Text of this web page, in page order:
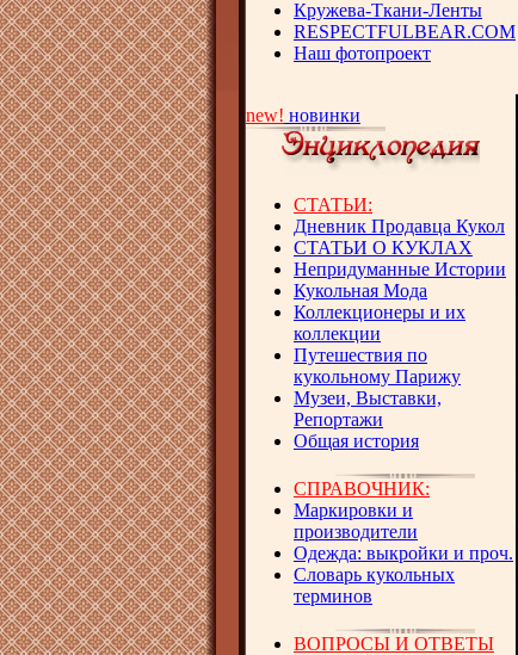
Кружева-Ткани-Ленты
RESPECTFULBEAR.COM
Наш фотопроект
new! новинки
СТАТЬИ:
Дневник Продавца Кукол
СТАТЬИ О КУКЛАХ
Непридуманные Истории
Кукольная Мода
Коллекционеры и их
коллекции
Путешествия по
кукольному Парижу
Музеи, Выставки,
Репортажи
Общая история
СПРАВОЧНИК:
Маркировки и
производители
Одежда: выкройки и проч.
Словарь кукольных
терминов
ВОПРОСЫ И ОТВЕТЫ